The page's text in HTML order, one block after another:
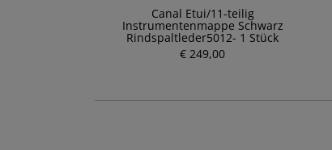
Canal Etui/11-teilig
Instrumentenmappe Schwarz
Rindspaltleder5012- 1 Stück
€ 249,00
P
r
e